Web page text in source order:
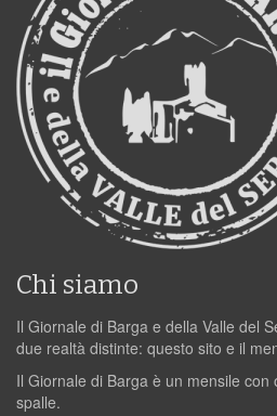
Chi siamo
Il Giornale di Barga e della Valle del
due realtà distinte: questo sito e il
Il Giornale di Barga è un mensile
spalle.